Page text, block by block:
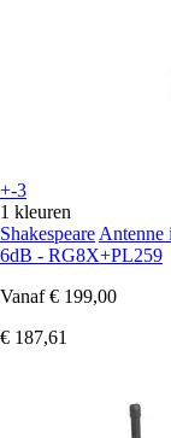
+-3
1 kleuren
Shakespeare Antenne
6dB - RG8X+PL259
Vanaf € 199,00
€ 187,61